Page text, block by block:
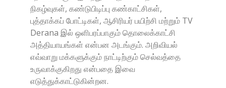
நிகழ்வுகள், கண்டுபிடிப்பு கண்காட்சிகள்,
புத்தாக்கப் போட்டிகள், ஆசிரியர் பயிற்சி மற்றும் TV
Derana இல் ஒளிபரப்பாகும் தொலைக்காட்சி
அத்தியாயங்கள் என்பன அடங்கும். அறிவியல்
எவ்வாறு மக்களுக்கும் நாட்டிற்கும் செல்வத்தை
உருவாக்குகிறது என்பதை இவை
எடுத்துக்காட்டுகின்றன.